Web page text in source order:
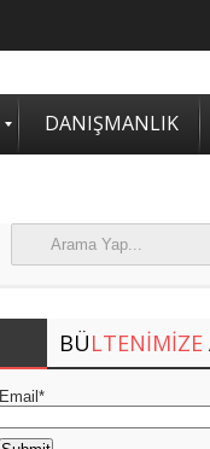
2. SASAM STRATEJİ
DANIŞMANLIK
BÜLTENIMIZE
Email*